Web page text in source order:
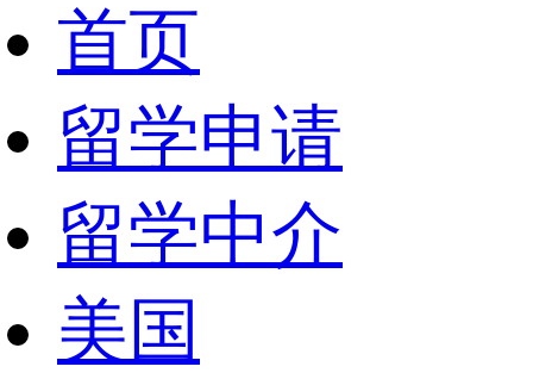
首页
留学申请
留学中介
美国